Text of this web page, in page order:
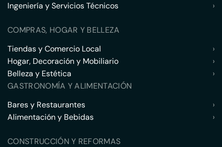
Ingeniería y Servicios Técnicos
›
COMPRAS, HOGAR Y BELLEZA
Tiendas y Comercio Local
›
Hogar, Decoración y Mobiliario
›
Belleza y Estética
›
GASTRONOMÍA Y ALIMENTACIÓN
Bares y Restaurantes
›
Alimentación y Bebidas
›
CONSTRUCCIÓN Y REFORMAS